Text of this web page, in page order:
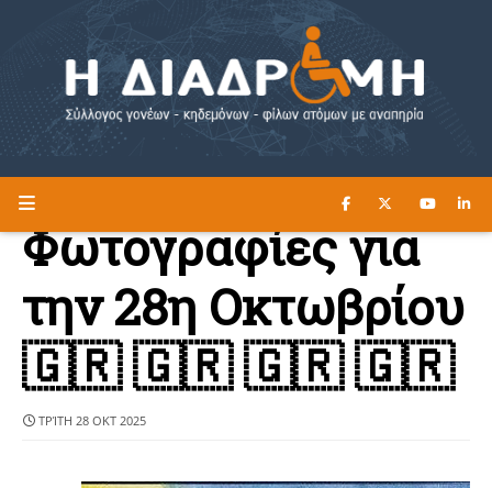
Η ΔΙΑΔΡΟΜΗ ΔΙΑΒΑΣΤΕ ΕΔΩ ►
Φωτογραφίες για
την 28η Οκτωβρίου
🇬🇷 🇬🇷 🇬🇷 🇬🇷
ΤΡΊΤΗ 28 ΟΚΤ 2025